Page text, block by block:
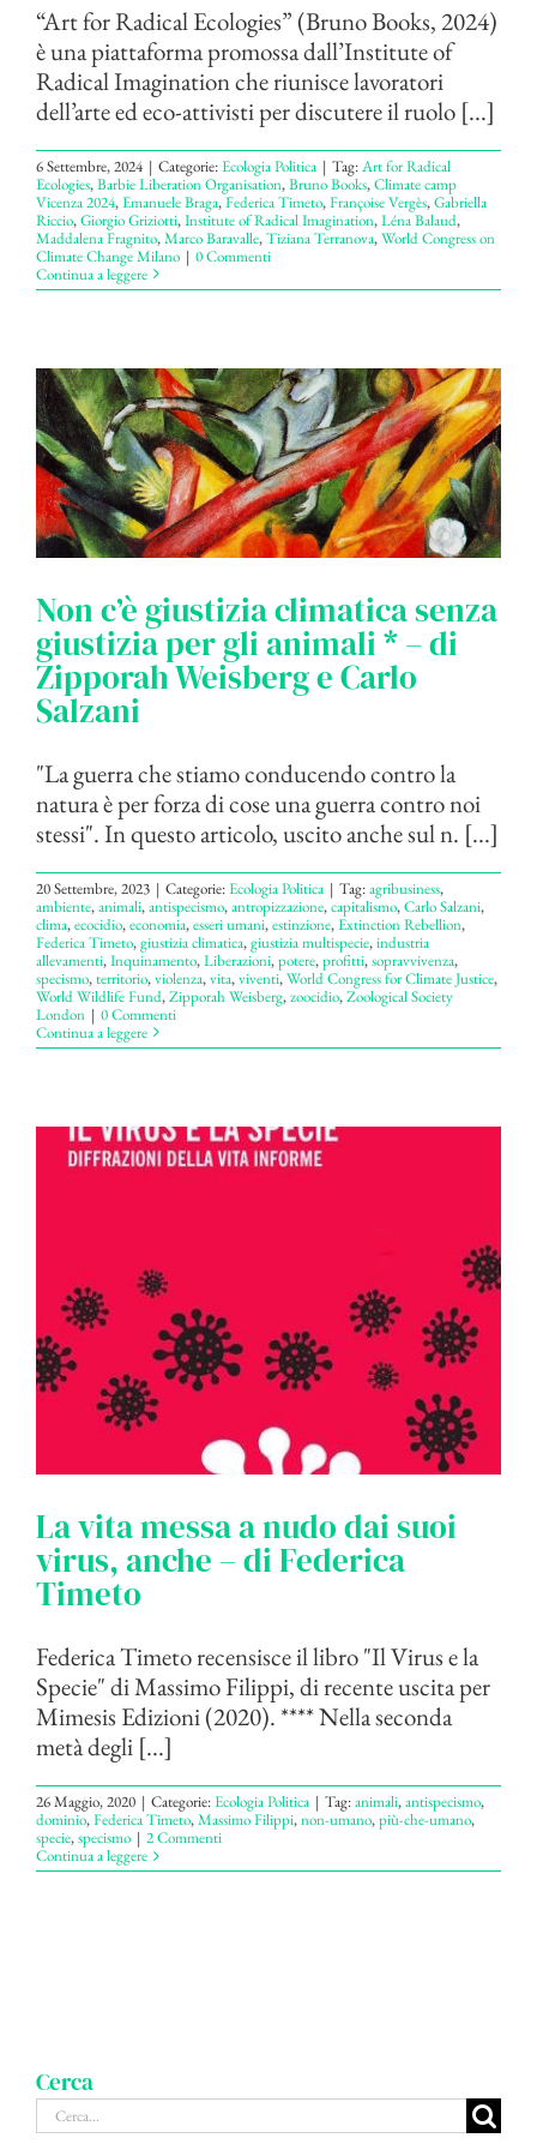
“Art for Radical Ecologies” (Bruno Books, 2024)
è una piattaforma promossa dall’Institute of
Radical Imagination che riunisce lavoratori
dell’arte ed eco-attivisti per discutere il ruolo [...]
6 Settembre, 2024 | Categorie:Ecologia Politica | Tag:Art for Radical
Ecologies,Barbie Liberation Organisation,Bruno Books,Climate camp
Vicenza 2024,Emanuele Braga,Federica Timeto,Françoise Vergès,Gabriella
Riccio,Giorgio Griziotti,Institute of Radical Imagination,Léna Balaud,
Maddalena Fragnito,Marco Baravalle,Tiziana Terranova,World Congress on
Climate Change Milano | 0 Commenti
Continua a leggere
Non c’è giustizia climatica senza
giustizia per gli animali * – di
Zipporah Weisberg e Carlo
Salzani
"La guerra che stiamo conducendo contro la
natura è per forza di cose una guerra contro noi
stessi". In questo articolo, uscito anche sul n. [...]
20 Settembre, 2023 | Categorie:Ecologia Politica | Tag:agribusiness,
ambiente,animali,antispecismo,antropizzazione,capitalismo,Carlo Salzani,
clima,ecocidio,economia,esseri umani,estinzione,Extinction Rebellion,
Federica Timeto,giustizia climatica,giustizia multispecie,industria
allevamenti,Inquinamento,Liberazioni,potere,profitti,sopravvivenza,
specismo,territorio,violenza,vita,viventi,World Congress for Climate Justice,
World Wildlife Fund,Zipporah Weisberg,zoocidio,Zoological Society
London | 0 Commenti
Continua a leggere
La vita messa a nudo dai suoi
virus, anche – di Federica
Timeto
Federica Timeto recensisce il libro "Il Virus e la
Specie" di Massimo Filippi, di recente uscita per
Mimesis Edizioni (2020). **** Nella seconda
metà degli [...]
26 Maggio, 2020 | Categorie:Ecologia Politica | Tag:animali,antispecismo,
dominio,Federica Timeto,Massimo Filippi,non-umano,più-che-umano,
specie,specismo | 2 Commenti
Continua a leggere
Cerca
Cerca
per: